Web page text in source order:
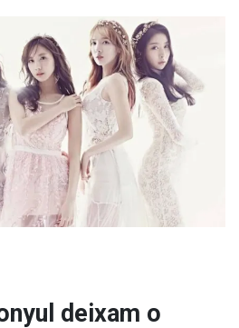
deixam o